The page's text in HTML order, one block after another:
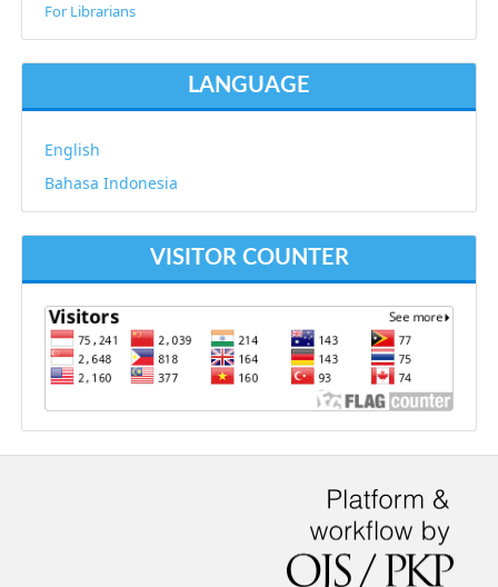
For Librarians
LANGUAGE
English
Bahasa Indonesia
VISITOR COUNTER